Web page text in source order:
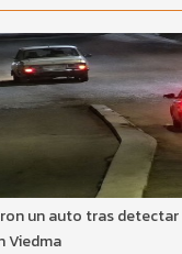
un auto tras
Viedma